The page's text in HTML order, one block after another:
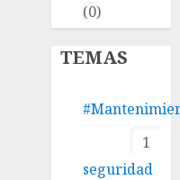
0
TEMAS
1
seguridad